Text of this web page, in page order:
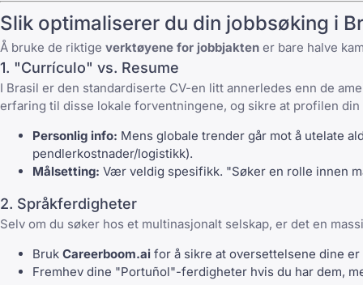
Slik optimaliserer du din jobbsøking i
Å bruke de riktige verktøyene for jobbjakten er bare halve
1. "Currículo" vs. Resume
I Brasil er den standardiserte CV-en litt annerledes enn de
erfaring til disse lokale forventningene, og sikre at profilen
Personlig info: Mens globale trender går mot å utelate
pendlerkostnader/logistikk).
Målsetting: Vær veldig spesifikk. "Søker en rolle innen
2. Språkferdigheter
Selv om du søker hos et multinasjonalt selskap, er det en
Bruk Careerboom.ai for å sikre at oversettelsene dine
Fremhev dine "Portuñol"-ferdigheter hvis du har dem,